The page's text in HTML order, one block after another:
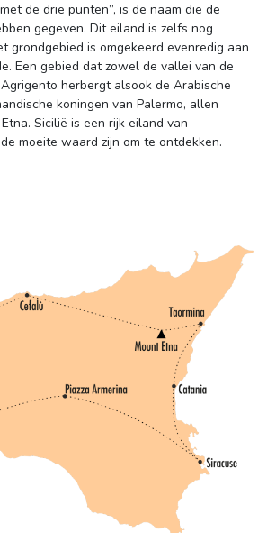
de drie punten”, is de naam die de
gegeven. Dit eiland is zelfs nog
grondgebied is omgekeerd evenredig aan
Een gebied dat zowel de vallei van de
herbergt alsook de Arabische
koningen van Palermo, allen
Sicilië is een rijk eiland van
moeite waard zijn om te ontdekken.